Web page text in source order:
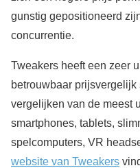
gunstig gepositioneerd
concurrentie.
Tweakers heeft een zeer
betrouwbaar
vergelijken van de meest
smartphones, tablets,
spelcomputers, VR
website van Tweakers